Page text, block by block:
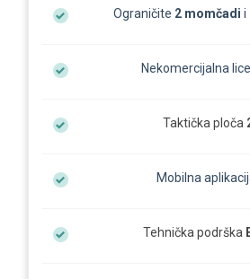
Ograničite 2 momčadi i
Nekomercijalna
Taktička ploča
Mobilna
Tehnička podrška